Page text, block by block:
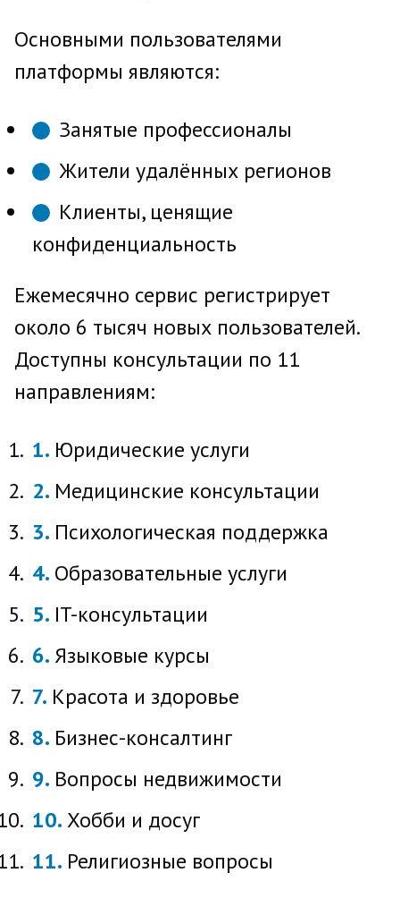
Основными пользователями
платформы являются:
Занятые профессионалы
Жители удалённых регионов
Клиенты, ценящие
конфиденциальность
Ежемесячно сервис регистрирует
около 6 тысяч новых пользователей.
Доступны консультации по 11
направлениям:
Юридические услуги
Медицинские консультации
Психологическая поддержка
Образовательные услуги
IT-консультации
Языковые курсы
Красота и здоровье
Бизнес-консалтинг
Вопросы недвижимости
Хобби и досуг
Религиозные вопросы